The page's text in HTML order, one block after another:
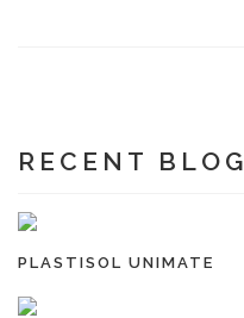
RECENT BLOG
PLASTISOL UNIMATE